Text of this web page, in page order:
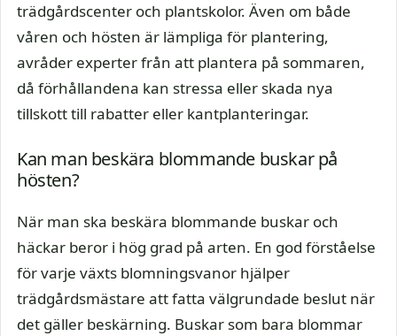
trädgårdscenter och plantskolor. Även om både
våren och hösten är lämpliga för plantering,
avråder experter från att plantera på sommaren,
då förhållandena kan stressa eller skada nya
tillskott till rabatter eller kantplanteringar.
Kan man beskära blommande buskar på
hösten?
När man ska beskära blommande buskar och
häckar beror i hög grad på arten. En god förståelse
för varje växts blomningsvanor hjälper
trädgårdsmästare att fatta välgrundade beslut när
det gäller beskärning. Buskar som bara blommar